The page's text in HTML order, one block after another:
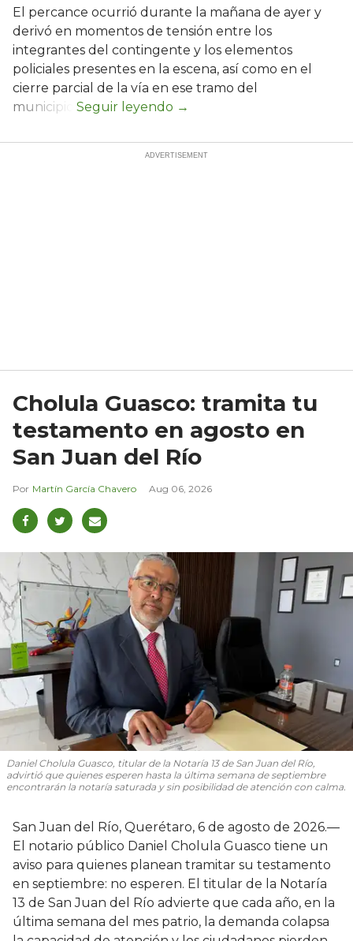
El percance ocurrió durante la mañana de ayer y
derivó en momentos de tensión entre los
integrantes del contingente y los elementos
policiales presentes en la escena, así como en el
cierre parcial de la vía en ese tramo del
municipio.
Cholula Guasco: tramita tu
testamento en agosto en
San Juan del Río
Martín García Chavero Aug 06, 2026
Daniel Cholula Guasco, titular de la Notaría 13 de San Juan del Río,
advirtió que quienes esperen hasta la última semana de septiembre
encontrarán la notaría saturada y sin posibilidad de atención con calma.
San Juan del Río, Querétaro, 6 de agosto de 2026.—
El notario público Daniel Cholula Guasco tiene un
aviso para quienes planean tramitar su testamento
en septiembre: no esperen. El titular de la Notaría
13 de San Juan del Río advierte que cada año, en la
última semana del mes patrio, la demanda colapsa